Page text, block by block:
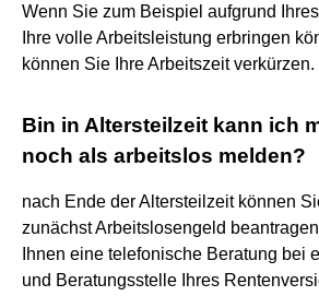
Wenn Sie zum Beispiel aufgrund
Ihre volle Arbeitsleistung erbringen
können Sie Ihre Arbeitszeit verkürzen.
Bin in Altersteilzeit kann ich
noch als arbeitslos melden?
nach Ende der Altersteilzeit können
zunächst Arbeitslosengeld
Ihnen eine telefonische Beratung bei
und Beratungsstelle Ihres